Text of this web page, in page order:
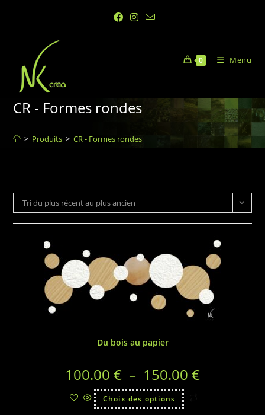
0 Menu
CR - Formes rondes
> Produits > CR - Formes rondes
Tri du plus récent au plus ancien
Du bois au papier
100.00 € – 150.00 €
Choix des options